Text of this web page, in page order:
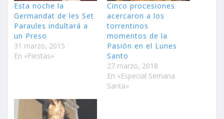
Esta noche la
Germandat de les Set
Paraules indultará a
un Preso
31 marzo, 2015
En «Fiestas»
Cinco procesiones
acercaron a los
torrentinos
momentos de la
Pasión en el Lunes
Santo
27 marzo, 2018
En «Especial Semana
Santa»